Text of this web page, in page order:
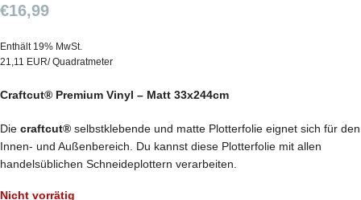
€16,99
Enthält 19% MwSt.
21,11 EUR/ Quadratmeter
Craftcut® Premium Vinyl – Matt 33x244cm
Die craftcut® selbstklebende und matte Plotterfolie eignet sich für den
Innen- und Außenbereich. Du kannst diese Plotterfolie mit allen
handelsüblichen Schneideplottern verarbeiten.
Nicht vorrätig